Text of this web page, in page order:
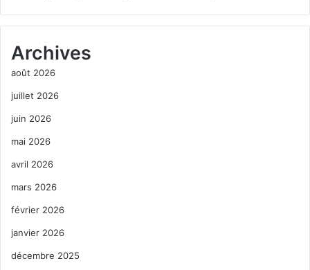
Archives
août 2026
juillet 2026
juin 2026
mai 2026
avril 2026
mars 2026
février 2026
janvier 2026
décembre 2025